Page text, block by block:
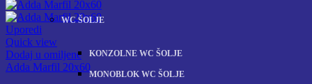
WC ŠOLJE
KONZOLNE WC ŠOLJE
MONOBLOK WC ŠOLJE
Uporedi
Quick view
Dodaj u omiljene
Adda Marfil 20x60